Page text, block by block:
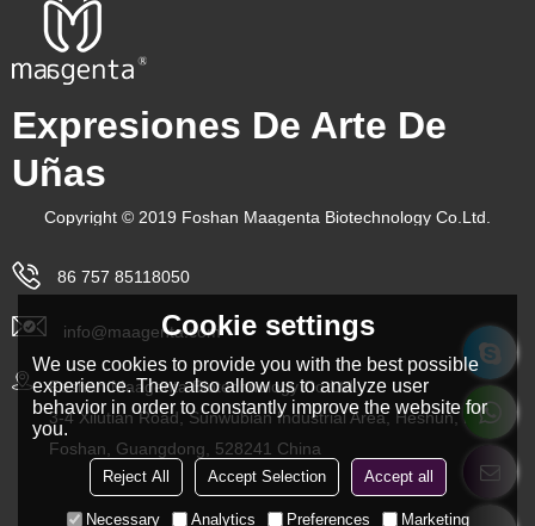
Expresiones De Arte De
Uñas
Copyright © 2019 Foshan Maagenta Biotechnology Co.Ltd.
86 757 85118050
info@maagenta.com
Foshan Maagenta Biotechnology Co.Ltd.
3-4 Xilutian Road, Sunwubian Industrial Area, Heshun, Lishui,
Foshan, Guangdong, 528241 China
Cookie settings
We use cookies to provide you with the best possible
experience. They also allow us to analyze user
behavior in order to constantly improve the website for
you.
Reject All Accept Selection Accept all
Necessary Analytics Preferences Marketing